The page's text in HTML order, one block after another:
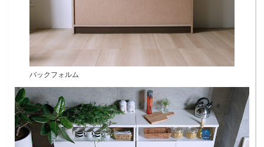
バックフォルム